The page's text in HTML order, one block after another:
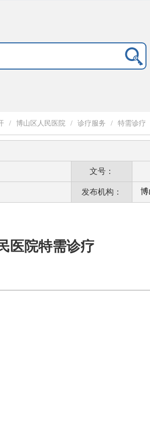
/ ​博山区人民医院 / 诊疗服务 / 特需诊疗
文号：
发布机构： 博
医院特需诊疗